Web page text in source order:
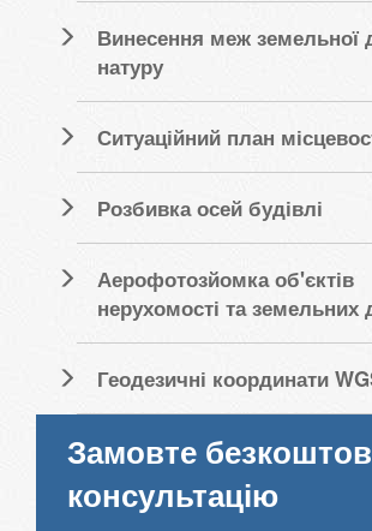
Винесення меж земельної
натуру
Ситуаційний план
Розбивка осей будівлі
Аерофотозйомка об'єктів
нерухомості та земельних
Геодезичні координати
Замовте
консультацію